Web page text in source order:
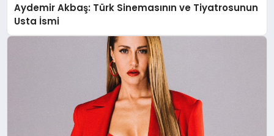
Aydemir Akbaş: Türk Sinemasının ve Tiyatrosunun
Usta İsmi